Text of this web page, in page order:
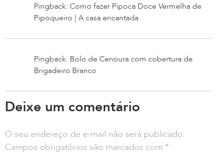
Pingback: Como fazer Pipoca Doce Vermelha de
Pipoqueiro | A casa encantada
Pingback: Bolo de Cenoura com cobertura de
Brigadeiro Branco
Deixe um comentário
O seu endereço de e-mail não será publicado.
Campos obrigatórios são marcados com *